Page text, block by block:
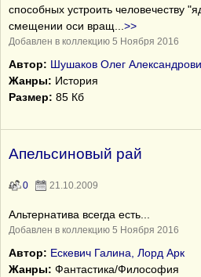
способных устроить человечеству
смещении оси вращ
>>
Добавлен в коллекцию 5 Ноября 2016
Автор: Шушаков Олег
Жанры: История
Размер: 85 Кб
Апельсиновый рай
0 21.10.2009
Альтернатива всегда есть...
Добавлен в коллекцию 5 Ноября 2016
Автор: Ескевич Галина, Лорд Арк
Жанры: Фантастика/Философия